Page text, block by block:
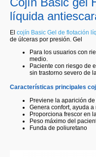
líquida
El cojín Basic Gel de flotación
de úlceras por presión. Gel
Para los usuarios con
medio.
Paciente con riesgo de
sin trastorno severo de
Características principales
Previene la aparición
Genera confort, ayuda
Proporciona frescor en
Peso máximo del
Funda de poliuretano